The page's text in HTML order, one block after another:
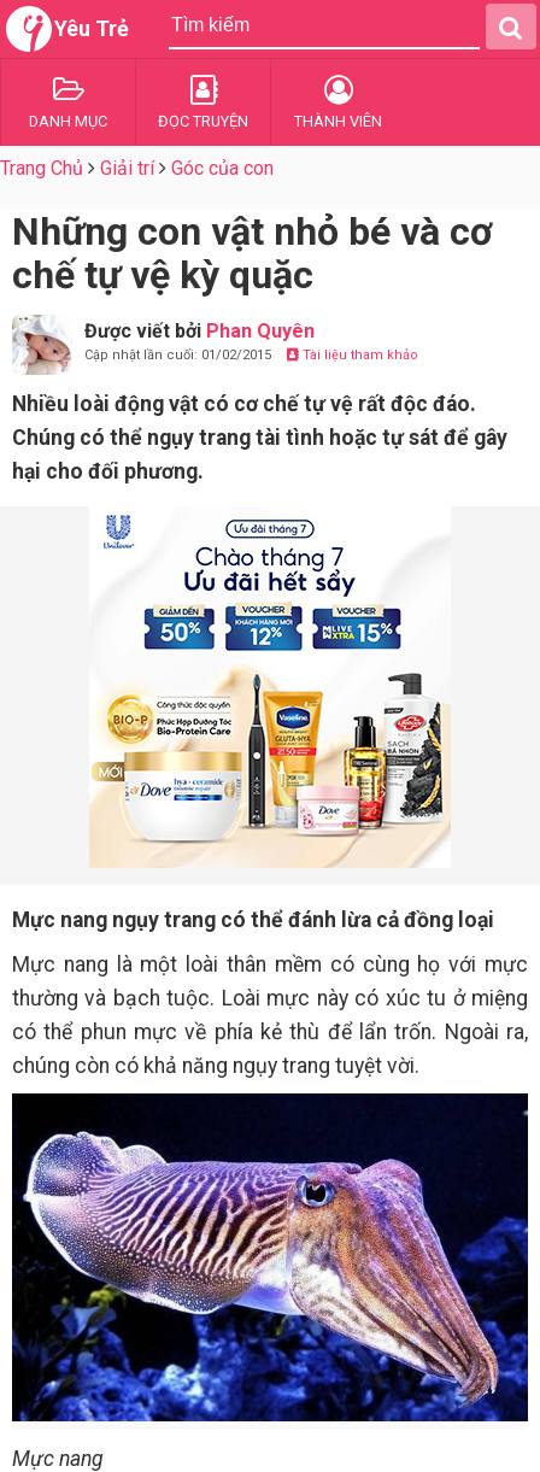
Yêu Trẻ
DANH MỤC ĐỌC TRUYỆN THÀNH VIÊN
Trang Chủ Giải trí Góc của con
Những con vật nhỏ bé và cơ
chế tự vệ kỳ quặc
Được viết bởi Phan Quyên
Cập nhật lần cuối: 01/02/2015 Tài liệu tham khảo
Nhiều loài động vật có cơ chế tự vệ rất độc đáo.
Chúng có thể ngụy trang tài tình hoặc tự sát để gây
hại cho đối phương.
Mực nang ngụy trang có thể đánh lừa cả đồng loại
Mực nang là một loài thân mềm có cùng họ với mực
thường và bạch tuộc. Loài mực này có xúc tu ở miệng
có thể phun mực về phía kẻ thù để lẩn trốn. Ngoài ra,
chúng còn có khả năng ngụy trang tuyệt vời.
Mực nang